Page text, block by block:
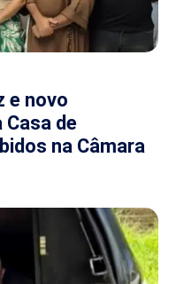
e novo
de
na Câmara